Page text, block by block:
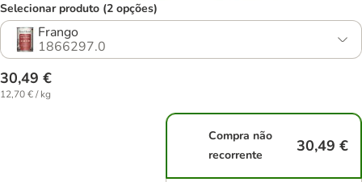
Selecionar produto (2 opções)
Frango
1866297.0
30,49 €
12,70 € / kg
Compra não
recorrente
30,49 €